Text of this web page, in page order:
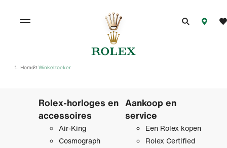
Home/ Winkelzoeker
Rolex-horloges en
accessoires
Air-King
Cosmograph
Aankoop en
service
Een Rolex kopen
Rolex Certified